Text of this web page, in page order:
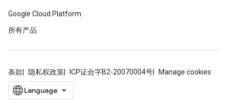
Google Cloud Platform
所有产品
条款 隐私权政策 ICP证合字B2-20070004号 Manage cookies